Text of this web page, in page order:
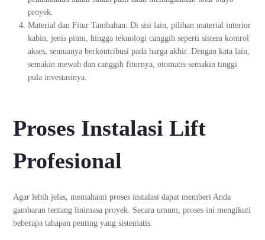
proyek.
Material dan Fitur Tambahan: Di sisi lain, pilihan material interior
kabin, jenis pintu, hingga teknologi canggih seperti sistem kontrol
akses, semuanya berkontribusi pada harga akhir. Dengan kata lain,
semakin mewah dan canggih fiturnya, otomatis semakin tinggi
pula investasinya.
Proses Instalasi Lift
Profesional
Agar lebih jelas, memahami proses instalasi dapat memberi Anda
gambaran tentang linimasa proyek. Secara umum, proses ini mengikuti
beberapa tahapan penting yang sistematis.